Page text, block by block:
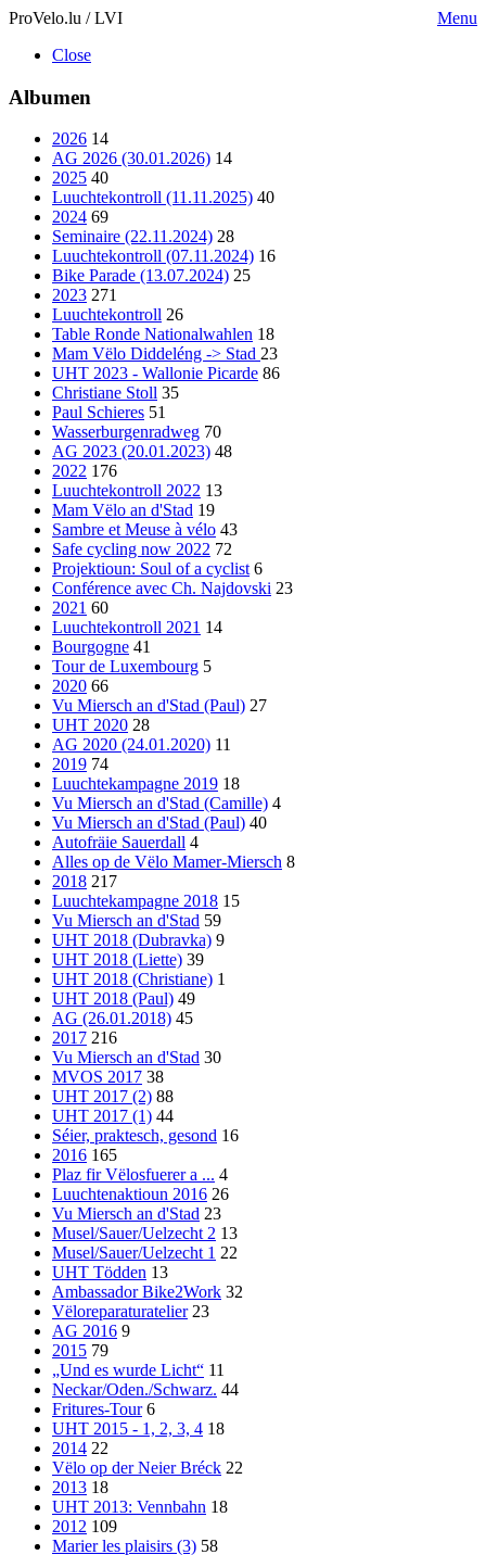
ProVelo.lu / LVI
Menu
Close
Albumen
2026 14
AG 2026 (30.01.2026) 14
2025 40
Luuchtekontroll (11.11.2025) 40
2024 69
Seminaire (22.11.2024) 28
Luuchtekontroll (07.11.2024) 16
Bike Parade (13.07.2024) 25
2023 271
Luuchtekontroll 26
Table Ronde Nationalwahlen 18
Mam Vëlo Diddeléng -> Stad 23
UHT 2023 - Wallonie Picarde 86
Christiane Stoll 35
Paul Schieres 51
Wasserburgenradweg 70
AG 2023 (20.01.2023) 48
2022 176
Luuchtekontroll 2022 13
Mam Vëlo an d'Stad 19
Sambre et Meuse à vélo 43
Safe cycling now 2022 72
Projektioun: Soul of a cyclist 6
Conférence avec Ch. Najdovski 23
2021 60
Luuchtekontroll 2021 14
Bourgogne 41
Tour de Luxembourg 5
2020 66
Vu Miersch an d'Stad (Paul) 27
UHT 2020 28
AG 2020 (24.01.2020) 11
2019 74
Luuchtekampagne 2019 18
Vu Miersch an d'Stad (Camille) 4
Vu Miersch an d'Stad (Paul) 40
Autofräie Sauerdall 4
Alles op de Vëlo Mamer-Miersch 8
2018 217
Luuchtekampagne 2018 15
Vu Miersch an d'Stad 59
UHT 2018 (Dubravka) 9
UHT 2018 (Liette) 39
UHT 2018 (Christiane) 1
UHT 2018 (Paul) 49
AG (26.01.2018) 45
2017 216
Vu Miersch an d'Stad 30
MVOS 2017 38
UHT 2017 (2) 88
UHT 2017 (1) 44
Séier, praktesch, gesond 16
2016 165
Plaz fir Vëlosfuerer a ... 4
Luuchtenaktioun 2016 26
Vu Miersch an d'Stad 23
Musel/Sauer/Uelzecht 2 13
Musel/Sauer/Uelzecht 1 22
UHT Tödden 13
Ambassador Bike2Work 32
Vëloreparaturatelier 23
AG 2016 9
2015 79
„Und es wurde Licht“ 11
Neckar/Oden./Schwarz. 44
Fritures-Tour 6
UHT 2015 - 1, 2, 3, 4 18
2014 22
Vëlo op der Neier Bréck 22
2013 18
UHT 2013: Vennbahn 18
2012 109
Marier les plaisirs (3) 58